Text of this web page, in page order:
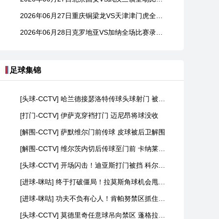
2026年06月27日重庆铜梁龙VS天津津门虎全场比赛录像回放
2026年06月28日克罗地亚VS加纳全场比赛录像回放
足球集锦
[头球-CCTV] 哈兰德接瑟洛特传球头球射门 被门将没收
[打门-CCTV] 伊萨克穿裆打门 迈尼昂将球没收
[解围-CCTV] 萨默维尔门前传球 皮球被后卫解围
[解围-CCTV] 维尔茨内切后传球至门前 卡纳莱极限解围
[头球-CCTV] 开场闪击！迪亚斯打门被挡 科尔多瓦头球顶高
[进球-咪咕] 终于打破僵局！拉莫斯角球机会甩头破门
[进球-咪咕] 功夫不负有心人！肯帕努禁区抓住机会死角破门
[头球-CCTV] 莫德里奇任意球吊向禁区 蓬格拉契奇头球射门顶高